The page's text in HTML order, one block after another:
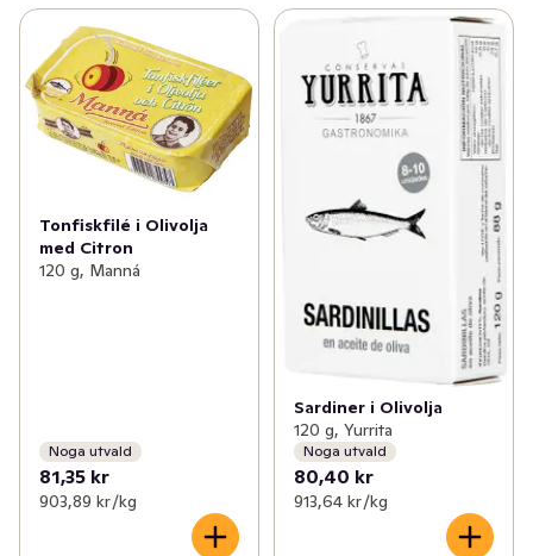
Tonfiskfilé i Olivolja
med Citron
120 g, Manná
Noga utvald
81,35 kr
903,89 kr /kg
Sardiner i Olivolja
120 g, Yurrita
Noga utvald
80,40 kr
913,64 kr /kg